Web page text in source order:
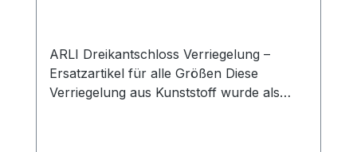
ARLI Dreikantschloss Verriegelung –
Ersatzartikel für alle Größen Diese
Verriegelung aus Kunststoff wurde als